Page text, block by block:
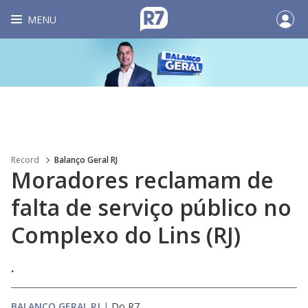
MENU
Record Balanço Geral RJ
Moradores reclamam de
falta de serviço público no
Complexo do Lins (RJ)
.